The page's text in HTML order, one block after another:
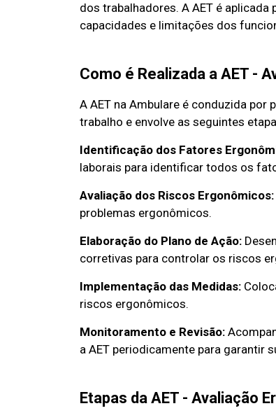
dos trabalhadores. A AET é
capacidades e limitações dos
Como é Realizada a AET -
A AET na Ambulare é conduzida
trabalho e envolve as seguintes
Identificação dos Fatores
laborais para identificar todos os
Avaliação dos Riscos Ergonômicos:
problemas ergonômicos.
Elaboração do Plano de Ação:
corretivas para controlar os riscos
Implementação das Medidas:
riscos ergonômicos.
Monitoramento e Revisão:
a AET periodicamente para garantir
Etapas da AET - Avaliação